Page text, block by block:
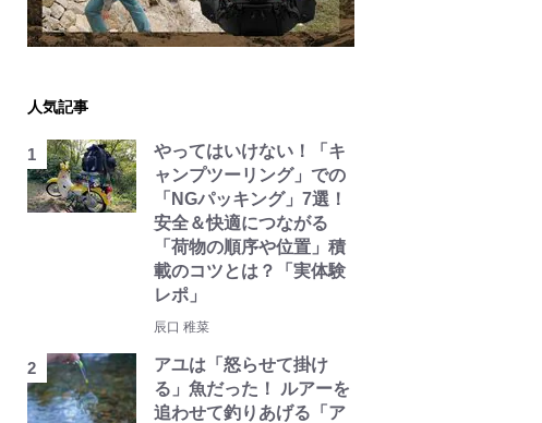
人気記事
やってはいけない！「キ
ャンプツーリング」での
「NGパッキング」7選！
安全＆快適につながる
「荷物の順序や位置」積
載のコツとは？「実体験
レポ」
辰口 稚菜
アユは「怒らせて掛け
る」魚だった！ ルアーを
追わせて釣りあげる「ア